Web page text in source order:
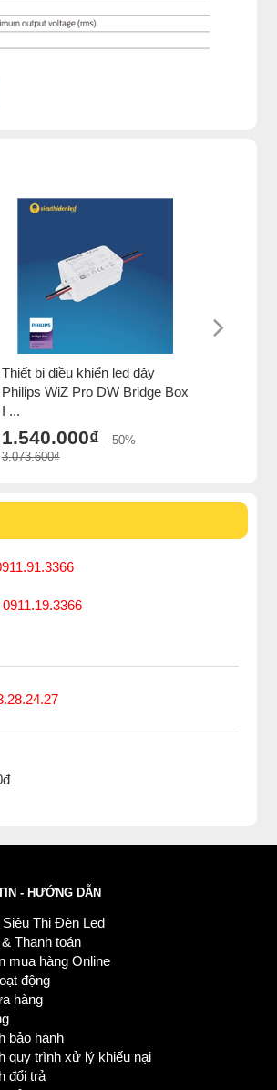
Thiết bị điều khiển led dây
Philips WiZ Pro DW Bridge Box
I ...
1.540.000₫
-50%
3.073.600₫
- HƯỚNG DẪN
Thị Đèn Led
Thanh toán
mua hàng Online
động
hàng
bảo hành
quy trình xử lý khiếu nại
đổi trả